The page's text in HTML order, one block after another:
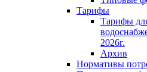
Тарифы
Тарифы
2026г.
Архив
Нормативы